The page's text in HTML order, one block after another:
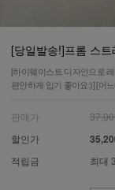
[당일발송!]프롬 스
[하이웨이스트 디자인으로
편안하게 입기 좋아요:)] [어
판매가
할인가
적립금 최대